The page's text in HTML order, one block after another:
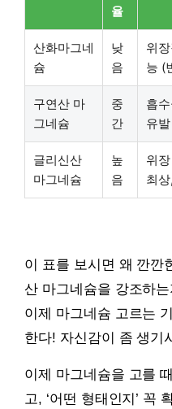
율
산화마그네
슘
낮
음
위
능 (
구연산 마
그네슘
중
간
흡
유
글리신산
마그네슘
높
음
위
최
이 표를 보시면 왜 깐깐
산 마그네슘을 강조하
이제 마그네슘 고르는
한다! 자신감이 좀 생기
이제 마그네슘을 고를
고, ‘어떤 형태인지’ 꼭